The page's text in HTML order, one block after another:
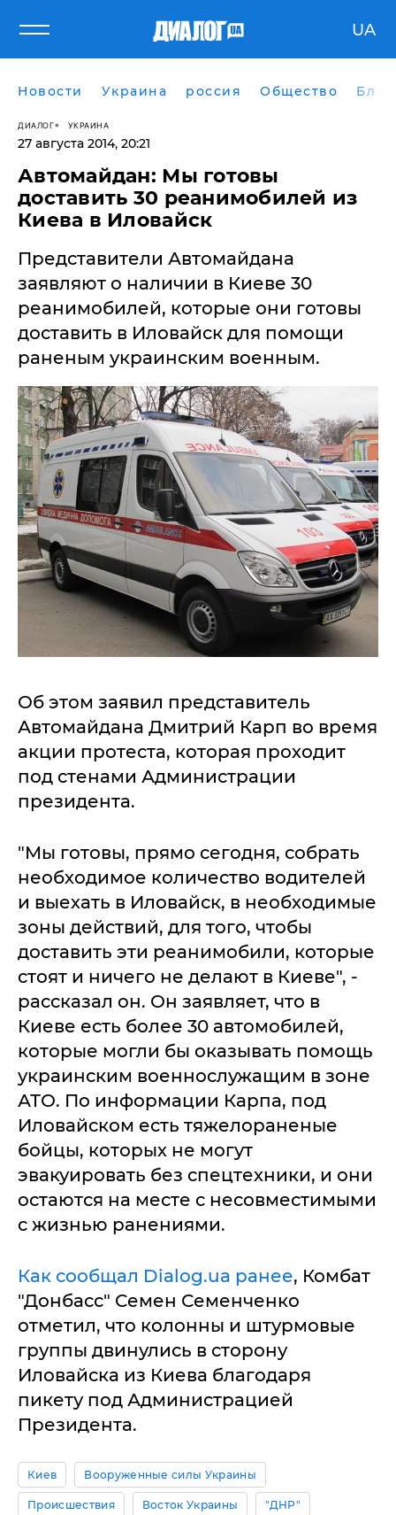
UA
Новости Украина россия Общество
ДИАЛОГ УКРАИНА
27 августа 2014, 20:21
Автомайдан: Мы готовы
доставить 30 реанимобилей из
Киева в Иловайск
Представители Автомайдана
заявляют о наличии в Киеве 30
реанимобилей, которые они готовы
доставить в Иловайск для помощи
раненым украинским военным.
Об этом заявил представитель
Автомайдана Дмитрий Карп во время
акции протеста, которая проходит
под стенами Администрации
президента.
"Мы готовы, прямо сегодня, собрать
необходимое количество водителей
и выехать в Иловайск, в необходимые
зоны действий, для того, чтобы
доставить эти реанимобили, которые
стоят и ничего не делают в Киеве", -
рассказал он. Он заявляет, что в
Киеве есть более 30 автомобилей,
которые могли бы оказывать помощь
украинским военнослужащим в зоне
АТО. По информации Карпа, под
Иловайском есть тяжелораненые
бойцы, которых не могут
эвакуировать без спецтехники, и они
остаются на месте с несовместимыми
с жизнью ранениями.
Как сообщал Dialog.ua ранее, Комбат
"Донбасс" Семен Семенченко
отметил, что колонны и штурмовые
группы двинулись в сторону
Иловайска из Киева благодаря
пикету под Администрацией
Президента.
Киев Вооруженные силы Украины
Происшествия Восток Украины "ДНР"